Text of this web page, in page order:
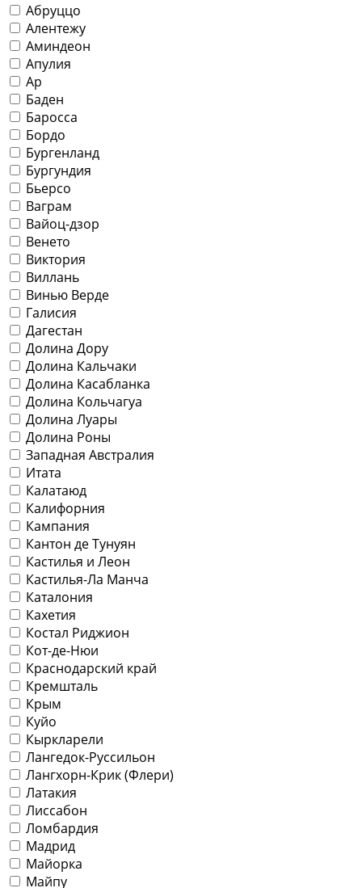
Абруццо
Алентежу
Аминдеон
Апулия
Ар
Баден
Баросса
Бордо
Бургенланд
Бургундия
Бьерсо
Ваграм
Вайоц-дзор
Венето
Виктория
Виллань
Винью Верде
Галисия
Дагестан
Долина Дору
Долина Кальчаки
Долина Касабланка
Долина Кольчагуа
Долина Луары
Долина Роны
Западная Австралия
Итата
Калатаюд
Калифорния
Кампания
Кантон де Тунуян
Кастилья и Леон
Кастилья-Ла Манча
Каталония
Кахетия
Костал Риджион
Кот-де-Нюи
Краснодарский край
Кремшталь
Крым
Куйо
Кыркларели
Лангедок-Руссильон
Лангхорн-Крик (Флери)
Латакия
Лиссабон
Ломбардия
Мадрид
Майорка
Майпу